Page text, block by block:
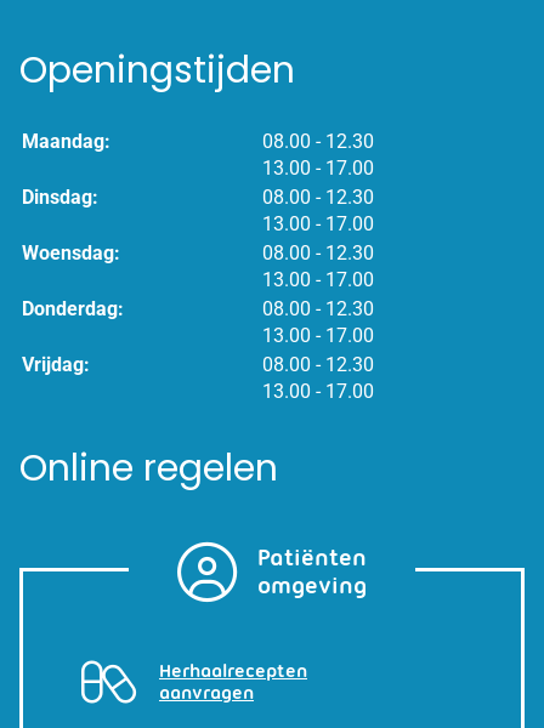
Openingstijden
Maandag: 08.00 tot
- 12.30
13.00 tot
- 17.00
Dinsdag:
08.00 tot
- 12.30
13.00 tot
- 17.00
Woensdag:
08.00 tot
- 12.30
13.00 tot
- 17.00
Donderdag:
08.00 tot
- 12.30
13.00 tot
- 17.00
Vrijdag:
08.00 tot
- 12.30
13.00 tot
- 17.00
Online regelen
Patiënten
omgeving
Herhaalrecepten
aanvragen